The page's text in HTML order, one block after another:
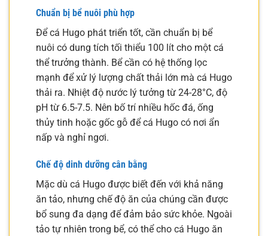
Chuẩn bị bể nuôi phù hợp
Để cá Hugo phát triển tốt, cần chuẩn bị bể
nuôi có dung tích tối thiểu 100 lít cho một cá
thể trưởng thành. Bể cần có hệ thống lọc
mạnh để xử lý lượng chất thải lớn mà cá Hugo
thải ra. Nhiệt độ nước lý tưởng từ 24-28°C, độ
pH từ 6.5-7.5. Nên bố trí nhiều hốc đá, ống
thủy tinh hoặc gốc gỗ để cá Hugo có nơi ẩn
nấp và nghỉ ngơi.
Chế độ dinh dưỡng cân bằng
Mặc dù cá Hugo được biết đến với khả năng
ăn tảo, nhưng chế độ ăn của chúng cần được
bổ sung đa dạng để đảm bảo sức khỏe. Ngoài
tảo tự nhiên trong bể, có thể cho cá Hugo ăn